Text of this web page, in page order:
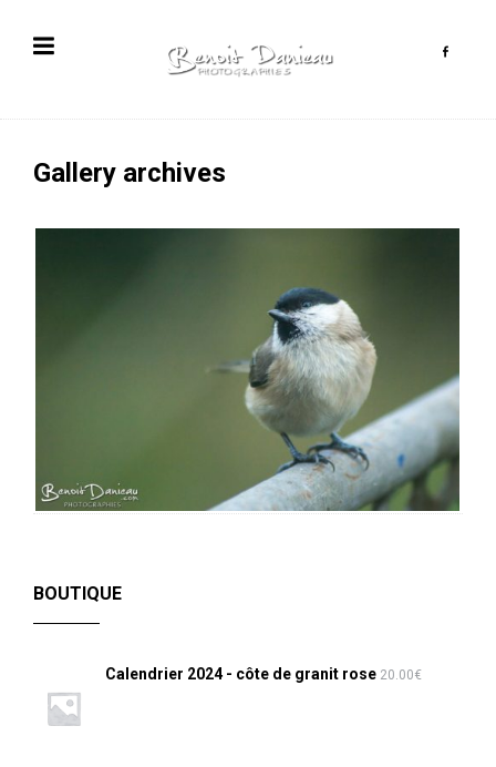
Gallery archives
BOUTIQUE
Calendrier 2024 - côte de granit rose 20.00€